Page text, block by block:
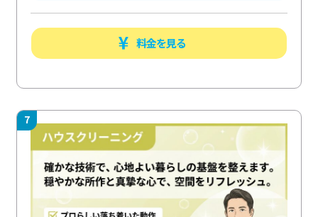
料金を見る
7